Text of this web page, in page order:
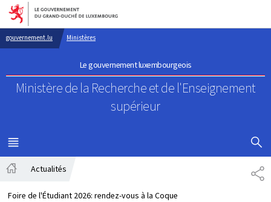
Aller au menu principal
Aller au contenu
gouvernement.lu Ministères
Le gouvernement luxembourgeois
Ministère de la Rechercheet de l'Enseignement
supérieur
MENU
PRINCIPAL
Actualités
Foire de l'Étudiant 2026: rendez-vous à la Coque